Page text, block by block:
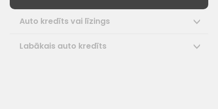
Auto kredīts vai līzings
Labākais auto kredīts